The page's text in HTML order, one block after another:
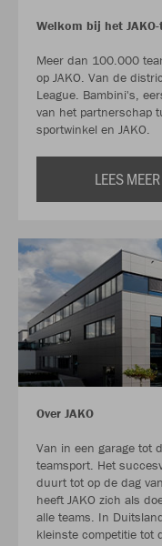
Welkom bij het
Meer dan 100.000
op JAKO. Van de
League. Bambini's,
van het partnerschap
sportwinkel en JAKO.
LEES MEER
Over JAKO
Van in een garage tot
teamsport. Het
duurt tot op de dag
heeft JAKO zich als
alle teams. In
kleinste competitie tot